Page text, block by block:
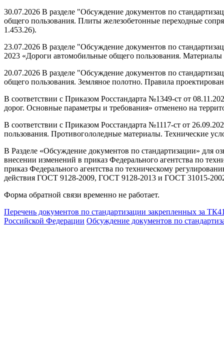
30.07.2026 В разделе "Обсуждение документов по
общего пользования. Плиты железобетонные переходные
1.453.26).
23.07.2026 В разделе "Обсуждение документов по
2023 «Дороги автомобильные общего пользования.
20.07.2026 В разделе "Обсуждение документов по
общего пользования. Земляное полотно. Правила
В соответствии с Приказом Росстандарта №1349-ст от
дорог. Основные параметры и требования» отменено на
В соответствии с Приказом Росстандарта №1117-ст от
пользования. Противогололедные материалы. Технические
В Разделе «Обсуждение документов по стандартизации» для
внесении изменений в приказ Федерального агентства по
приказ Федерального агентства по техническому
действия ГОСТ 9128-2009, ГОСТ 9128-2013 и ГОСТ 31015-
Форма обратной связи временно не работает.
Перечень документов по стандартизации закрепленных за
Российской Федерации Обсуждение документов по